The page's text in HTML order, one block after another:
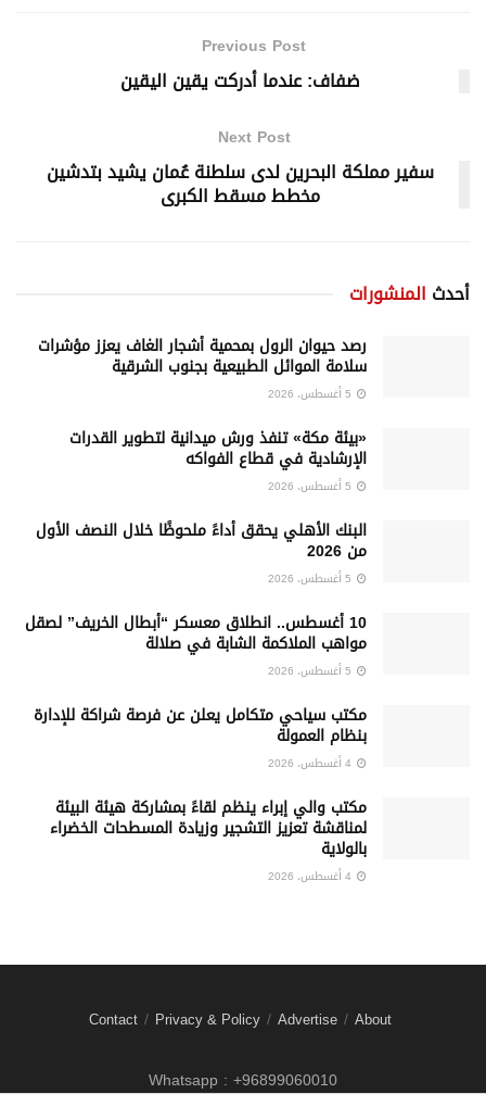
Previous Post
ضفاف: عندما أدركت يقين اليقين
Next Post
سفير مملكة البحرين لدى سلطنة عُمان يشيد بتدشين
مخطط مسقط الكبرى
أحدث المنشورات
رصد حيوان الرول بمحمية أشجار الغاف يعزز مؤشرات
سلامة الموائل الطبيعية بجنوب الشرقية
«بيئة مكة» تنفذ ورش ميدانية لتطوير القدرات
الإرشادية في قطاع الفواكه
البنك الأهلي يحقق أداءً ملحوظًا خلال النصف الأول
من 2026
10 أغسطس.. انطلاق معسكر “أبطال الخريف” لصقل
مواهب الملاكمة الشابة في صلالة
‏مكتب سياحي متكامل يعلن عن فرصة شراكة للإدارة
بنظام العمولة
مكتب والي إبراء ينظم لقاءً بمشاركة هيئة البيئة
لمناقشة تعزيز التشجير وزيادة المسطحات الخضراء
بالولاية
About
Advertise
Privacy & Policy
Contact
Whatsapp : +96899060010